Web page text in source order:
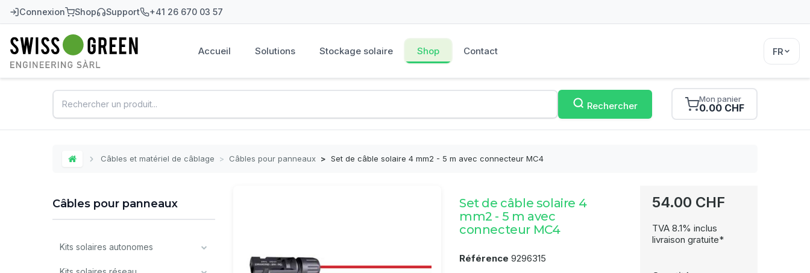
Connexion Shop Support +41 26 670 03 57
Swiss-Green Accueil Solutions Stockage solaire Shop Contact FR
Rechercher
Mon panier
0.00 CHF
Home Câbles et matériel de câblage > Câbles pour panneaux > Set de câble solaire 4 mm2 - 5 m avec connecteur MC4
Câbles pour panneaux
Kits solaires autonomes
Set de câble solaire 4
mm2 - 5 m avec
connecteur MC4
Référence 9296315
54.00 CHF
TVA 8.1% inclus
livraison gratuite*